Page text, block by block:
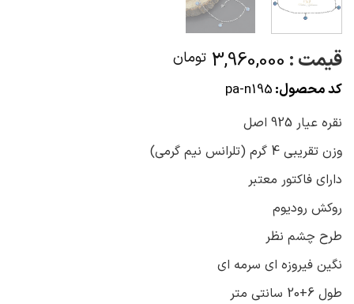
قیمت : 3,960,000 تومان
کد محصول:pa-n195
نقره عیار 925 اصل
وزن تقریبی 4 گرم (تلرانس نیم گرمی)
دارای فاکتور معتبر
روکش رودیوم
طرح چشم نظر
نگین فیروزه ای سرمه ای
طول 6+20 سانتی متر